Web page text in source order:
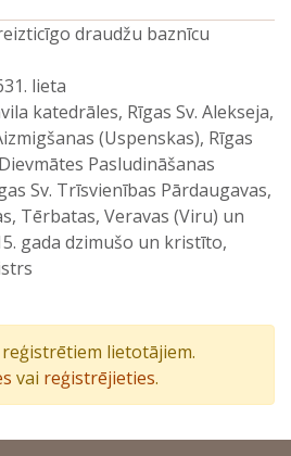
draudžu baznīcu
lieta
katedrāles, Rīgas Sv. Alekseja,
(Uspenskas), Rīgas
Pasludināšanas
Sv. Trīsvienības Pārdaugavas,
Tērbatas, Veravas (Viru) un
gada dzimušo un kristīto,
lietotājiem.
vai reģistrējieties.